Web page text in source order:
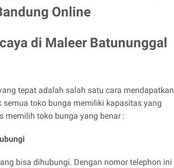
Online
di Maleer Batununggal
tepat adalah salah satu cara mendapatkan
semua toko bunga memiliki kapasitas yang
memilih toko bunga yang benar :
bisa dihubungi. Dengan nomor telephon ini